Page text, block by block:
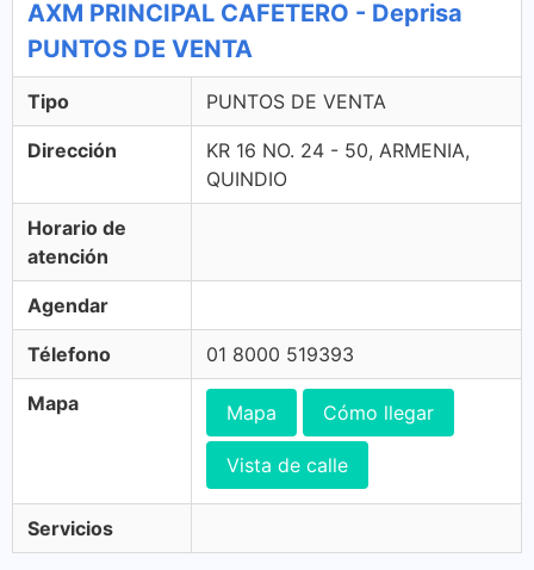
AXM PRINCIPAL CAFETERO - Deprisa
PUNTOS DE VENTA
Tipo PUNTOS DE VENTA
Dirección
KR 16 NO. 24 - 50, ARMENIA,
QUINDIO
Horario de
atención
Agendar
Télefono 01 8000 519393
Mapa Mapa Cómo llegar
Vista de calle
Servicios